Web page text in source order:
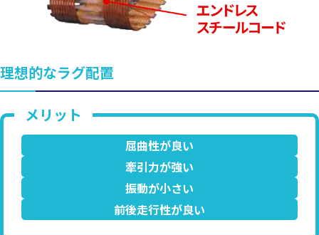
理想的なラグ配置
屈曲性が良い
牽引力が強い
振動が小さい
前後走行性が良い